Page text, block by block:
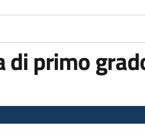
di primo